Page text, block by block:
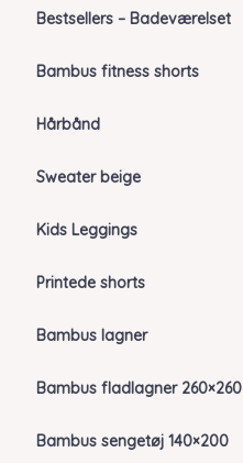
Bestsellers – Badeværelset
Bambus fitness shorts
Hårbånd
Sweater beige
Kids Leggings
Printede shorts
Bambus lagner
Bambus fladlagner 260×260
Bambus sengetøj 140×200